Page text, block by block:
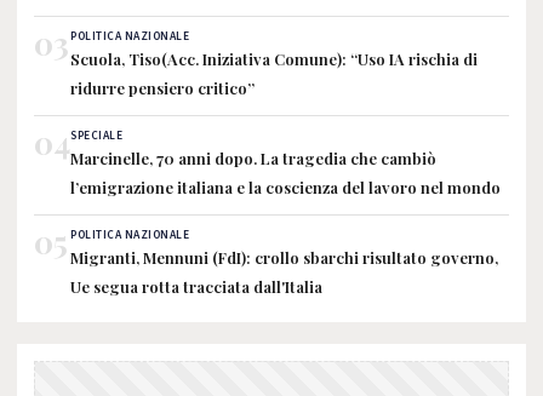
03POLITICA NAZIONALE
Scuola, Tiso(Acc. Iniziativa Comune): “Uso IA rischia di
ridurre pensiero critico”
04SPECIALE
Marcinelle, 70 anni dopo. La tragedia che cambiò
l’emigrazione italiana e la coscienza del lavoro nel mondo
05 POLITICA NAZIONALE
Migranti, Mennuni (FdI): crollo sbarchi risultato governo,
Ue segua rotta tracciata dall'Italia